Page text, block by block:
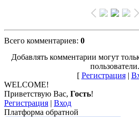
Всего комментариев: 0
Добавлять комментарии могут
пользователи.
[ Регистрация|
WELCOME!
Приветствую Вас, Гость!
Регистрация | Вход
Платформа обратной